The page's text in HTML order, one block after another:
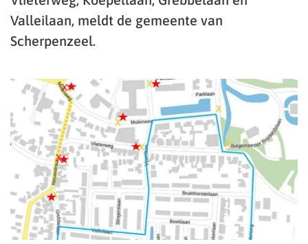
Valleilaan, meldt de gemeente van
Scherpenzeel.